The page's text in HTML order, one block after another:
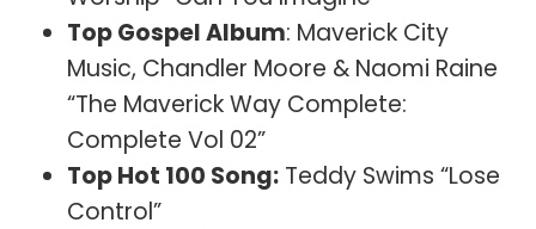
Top Gospel Album: Maverick City
Music, Chandler Moore & Naomi Raine
“The Maverick Way Complete:
Complete Vol 02”
Top Hot 100 Song: Teddy Swims “Lose
Control”